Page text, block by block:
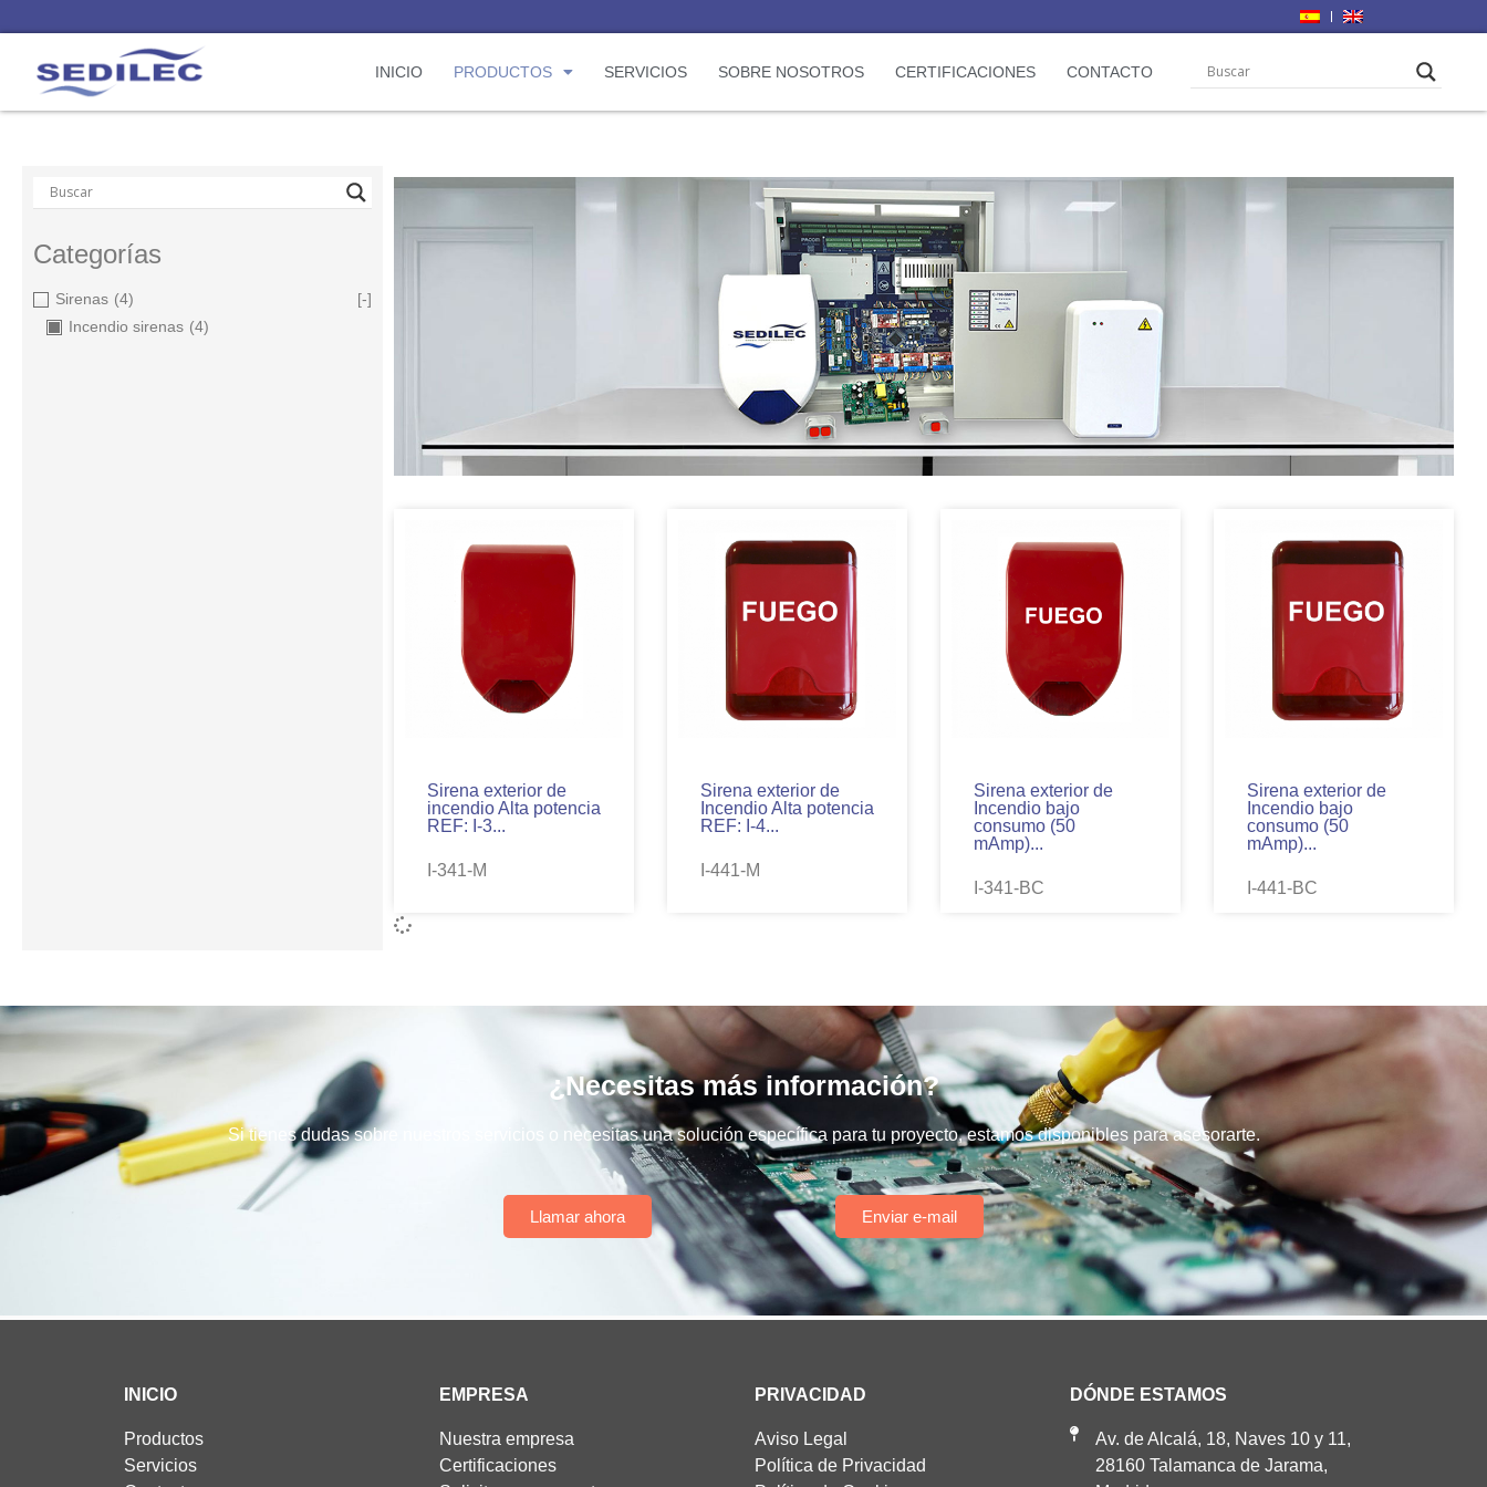
INICIO PRODUCTOS SERVICIOS SOBRE NOSOTROS CERTIFICACIONES CONTACTO
Categorías
Sirenas (4)
[-]
Incendio sirenas (4)
Sirena exterior de
incendio Alta potencia
REF: I-3...
I-341-M
Sirena exterior de
Incendio Alta potencia
REF: I-4...
I-441-M
Sirena exterior de
Incendio bajo
consumo (50
mAmp)...
I-341-BC
Sirena exterior de
Incendio bajo
consumo (50
mAmp)...
I-441-BC
¿Necesitas más información?
Si tienes dudas sobre nuestros servicios o necesitas una solución específica para tu proyecto, estamos disponibles para asesorarte.
Llamar ahora Enviar e-mail
INICIO
Productos
Servicios
EMPRESA
Nuestra empresa
Certificaciones
PRIVACIDAD
Aviso Legal
Política de Privacidad
DÓNDE ESTAMOS
Av. de Alcalá, 18, Naves 10 y 11,
28160 Talamanca de Jarama,